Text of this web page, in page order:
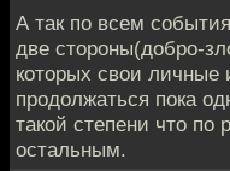
А так по всем
две стороны(добро-
которых свои личные
продолжаться пока
такой степени что по
остальным.